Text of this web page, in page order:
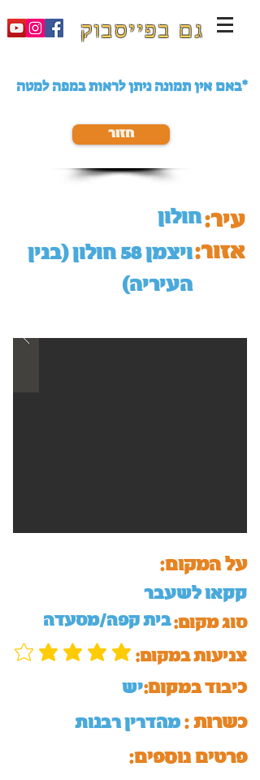
גם בפייסבוק
באם אין תמונה ניתן לראות במפה למטה*
חזור
חולון
ויצמן 58 חולון (בנין
העיריה)
עיר:
אזור:
על המקום:
קקאו לשעבר
סוג מקום:בית קפה/מסעדה
:צניעות במקום
ישכיבוד במקום:
מהדרין רבנות כשרות :
:פרטים נוספים